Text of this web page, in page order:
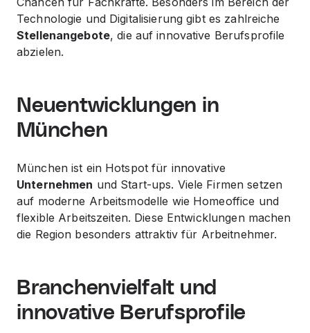
Technologie und Digitalisierung gibt es zahlreiche
Stellenangebote, die auf innovative Berufsprofile
abzielen.
Neuentwicklungen in
München
München ist ein Hotspot für innovative
Unternehmen und Start-ups. Viele Firmen setzen
auf moderne Arbeitsmodelle wie Homeoffice und
flexible Arbeitszeiten. Diese Entwicklungen machen
die Region besonders attraktiv für Arbeitnehmer.
Branchenvielfalt und
innovative Berufsprofile